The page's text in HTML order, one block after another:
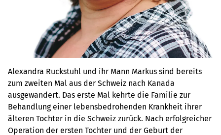
Alexandra Ruckstuhl und ihr Mann Markus sind bereits
zum zweiten Mal aus der Schweiz nach Kanada
ausgewandert. Das erste Mal kehrte die Familie zur
Behandlung einer lebensbedrohenden Krankheit ihrer
älteren Tochter in die Schweiz zurück. Nach erfolgreicher
Operation der ersten Tochter und der Geburt der